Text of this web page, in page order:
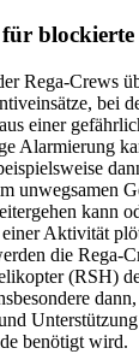
blockierte
Rega-Crews
bei
einer
Alarmierung
unwegsamen
kann
Aktivität
die Rega-
(RSH)
benötigt wird.